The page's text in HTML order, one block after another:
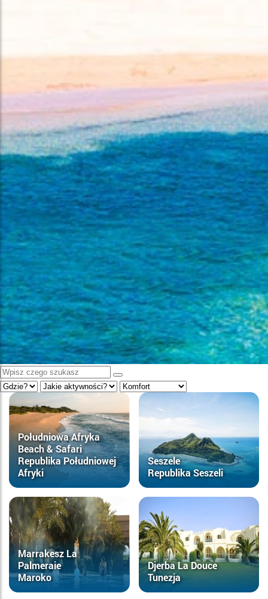
Południowa Afryka
Beach & Safari
Republika Południowej
Afryki
Seszele
Republika Seszeli
Marrakesz La
Palmeraie
Maroko
Djerba La Douce
Tunezja